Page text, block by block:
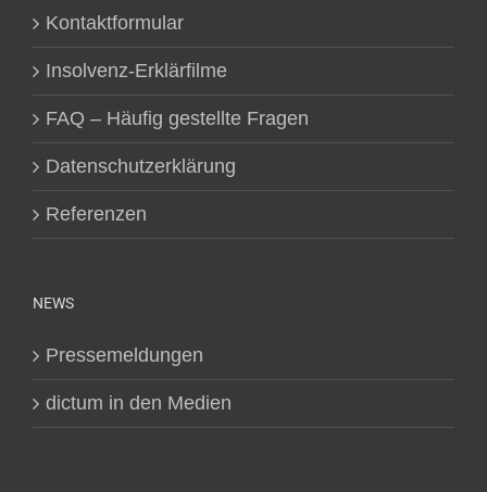
Kontaktformular
Insolvenz-Erklärfilme
FAQ – Häufig gestellte Fragen
Datenschutzerklärung
Referenzen
NEWS
Pressemeldungen
dictum in den Medien